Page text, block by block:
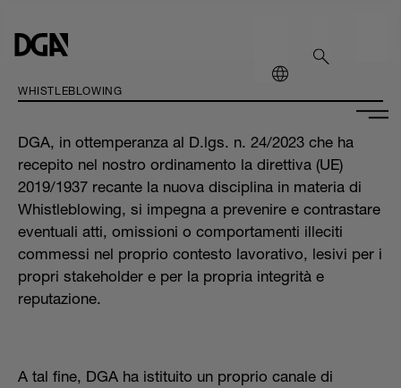
WHISTLEBLOWING
DGA, in ottemperanza al D.lgs. n. 24/2023 che ha
recepito nel nostro ordinamento la direttiva (UE)
2019/1937 recante la nuova disciplina in materia di
Whistleblowing, si impegna a prevenire e contrastare
eventuali atti, omissioni o comportamenti illeciti
commessi nel proprio contesto lavorativo, lesivi per i
propri stakeholder e per la propria integrità e
reputazione.
A tal fine, DGA ha istituito un proprio canale di